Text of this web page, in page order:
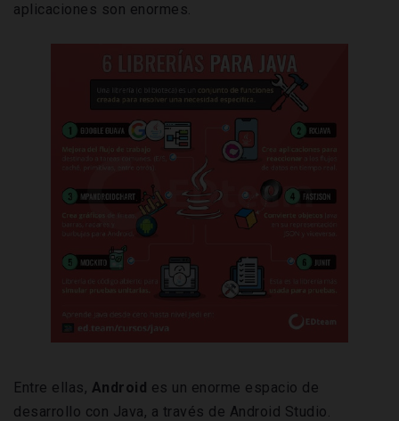
aplicaciones son enormes.
Entre ellas, Android es un enorme espacio de
desarrollo con Java, a través de Android Studio.